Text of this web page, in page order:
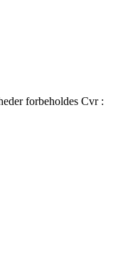
forbeholdes Cvr :